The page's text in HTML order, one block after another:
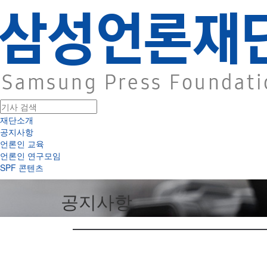
재단소개
공지사항
언론인 교육
언론인 연구모임
SPF 콘텐츠
공지사항